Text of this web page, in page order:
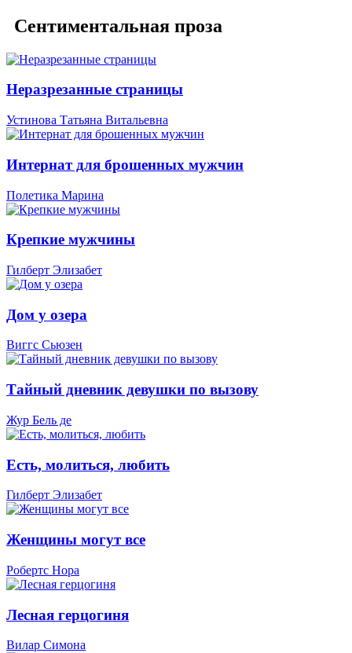
Сентиментальная проза
Неразрезанные страницы
Устинова Татьяна Витальевна
Интернат для брошенных мужчин
Полетика Марина
Крепкие мужчины
Гилберт Элизабет
Дом у озера
Виггс Сьюзен
Тайный дневник девушки по вызову
Жур Бель де
Есть, молиться, любить
Гилберт Элизабет
Женщины могут все
Робертс Нора
Лесная герцогиня
Вилар Симона